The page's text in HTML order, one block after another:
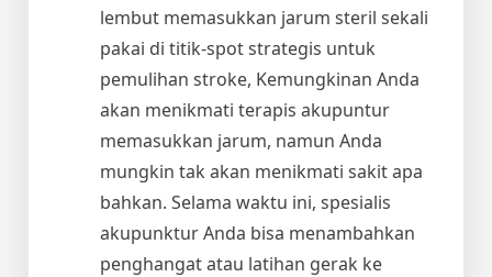
lembut memasukkan jarum steril sekali
pakai di titik-spot strategis untuk
pemulihan stroke, Kemungkinan Anda
akan menikmati terapis akupuntur
memasukkan jarum, namun Anda
mungkin tak akan menikmati sakit apa
bahkan. Selama waktu ini, spesialis
akupunktur Anda bisa menambahkan
penghangat atau latihan gerak ke